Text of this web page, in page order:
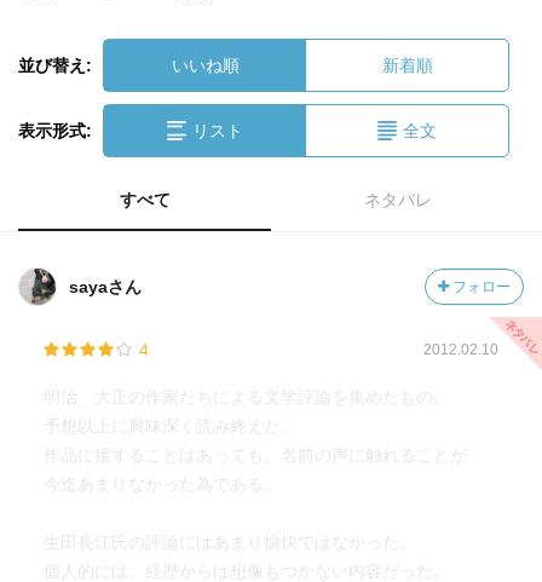
並び替え: いいね順 新着順
表示形式: リスト 全文
すべて ネタバレ
sayaさん フォロー
4 2012.02.10
明治、大正の作家たちによる文学評論を集めたもの。
予想以上に興味深く読み終えた。
作品に接することはあっても、名前の声に触れることが
今迄あまりなかった為である。
生田長江氏の評論にはあまり愉快ではなかった。
個人的には、経歴からは想像もつかない内容だった。